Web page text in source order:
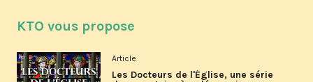
KTO vous propose
Article
Les Docteurs de l'Église, une série